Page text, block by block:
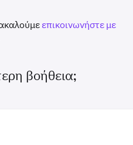
επικοινωνήστε με
βοήθεια;